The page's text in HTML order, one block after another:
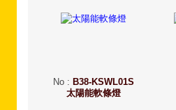
No : B38-KSWL01S
太陽能軟條燈